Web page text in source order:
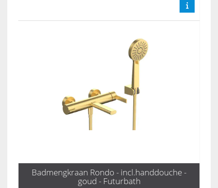
Badmengkraan Rondo - incl.handdouche -
goud - Futurbath